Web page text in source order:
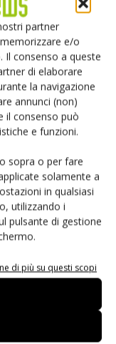
partner
e/o
Il consenso a queste
di elaborare
la navigazione
annunci (non)
il consenso può
e funzioni.
sopra o per fare
solamente a
in qualsiasi
utilizzando i
pulsante di gestione
di più su questi scopi
passa da